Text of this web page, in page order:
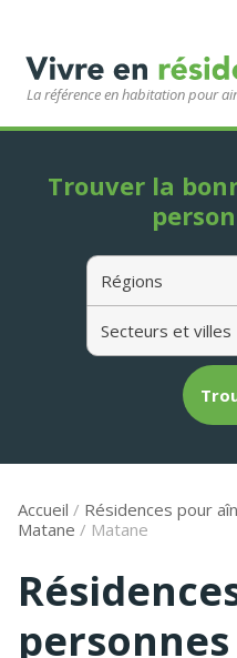
La référence en habitation pour
Régions
Secteurs et villes
Trouver la
Accueil / Résidences pour
Matane / Matane
personnes